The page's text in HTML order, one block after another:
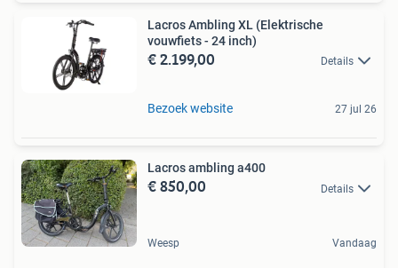
Lacros Ambling XL (Elektrische
vouwfiets - 24 inch)
€ 2.199,00 Details
Bezoek website 27 jul 26
Lacros ambling a400
€ 850,00 Details
Weesp Vandaag